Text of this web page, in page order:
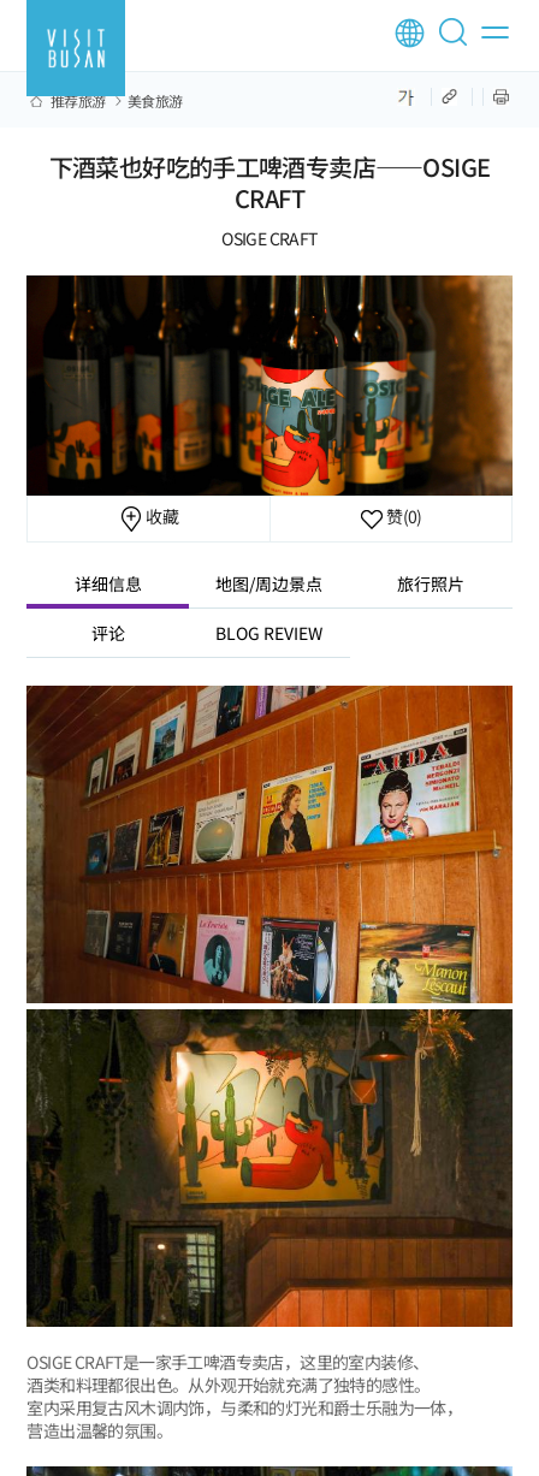
推荐旅游 美食旅游
下酒菜也好吃的手工啤酒专卖店——OSIGE
CRAFT
OSIGE CRAFT
收藏 赞(0)
详细信息 地图/周边景点 旅行照片
评论 BLOG REVIEW
OSIGE CRAFT是一家手工啤酒专卖店，这里的室内装修、
酒类和料理都很出色。从外观开始就充满了独特的感性。
室内采用复古风木调内饰，与柔和的灯光和爵士乐融为一体，
营造出温馨的氛围。